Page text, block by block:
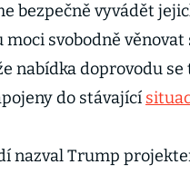
bezpečně vyvádět
moci svobodně
nabídka doprovodu
do stávající
nazval Trump